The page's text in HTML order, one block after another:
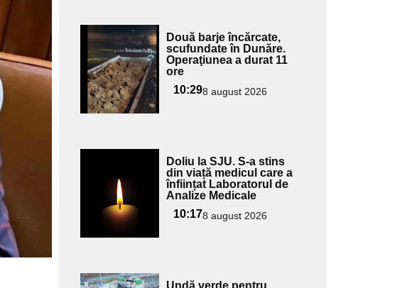
Adaugă
aici textul
pentru
subtitlu
Două barje încărcate,
scufundate în Dunăre.
Operaţiunea a durat 11
ore
10:298 august 2026
pentru
subtitlu
Doliu la SJU. S-a stins
din viață medicul care a
înființat Laboratorul de
Analize Medicale
10:178 august 2026
Adaugă
Undă verde pentru